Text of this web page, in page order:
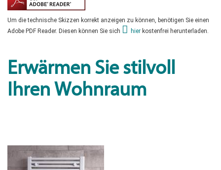
Um die technische Skizzen korrekt anzeigen zu können, benötigen Sie einen
Adobe PDF Reader. Diesen können Sie sich
hier kostenfrei herunterladen.
Erwärmen Sie stilvoll
Ihren Wohnraum